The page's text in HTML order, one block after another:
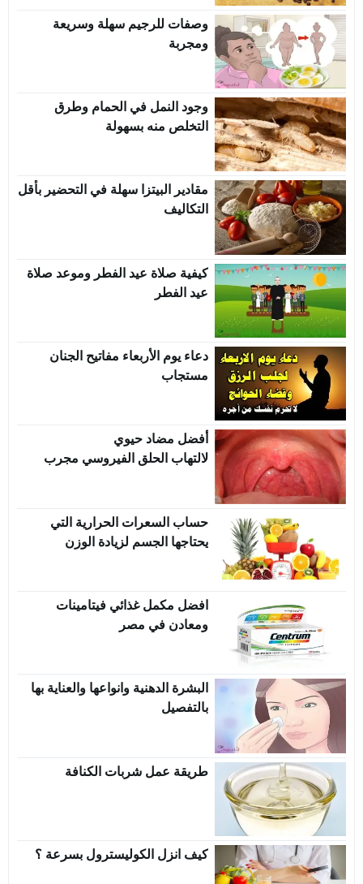
وصفات للرجيم سهلة وسريعة
ومجربة
وجود النمل في الحمام وطرق
التخلص منه بسهولة
مقادير البيتزا سهلة في التحضير بأقل
التكاليف
كيفية صلاة عيد الفطر وموعد صلاة
عيد الفطر
دعاء يوم الأربعاء مفاتيح الجنان
مستجاب
أفضل مضاد حيوي
لالتهاب الحلق الفيروسي مجرب
حساب السعرات الحرارية التي
يحتاجها الجسم لزيادة الوزن
افضل مكمل غذائي فيتامينات
ومعادن في مصر
البشرة الدهنية وانواعها والعناية بها
بالتفصيل
طريقة عمل شربات الكنافة
كيف انزل الكوليسترول بسرعة ؟